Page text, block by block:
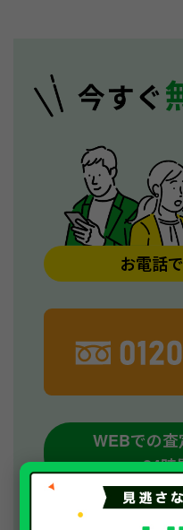
お電話
WEBでの査
24時